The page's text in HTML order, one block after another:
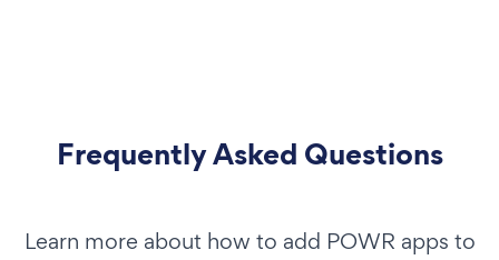
Frequently Asked Questions
Learn more about how to add POWR apps to